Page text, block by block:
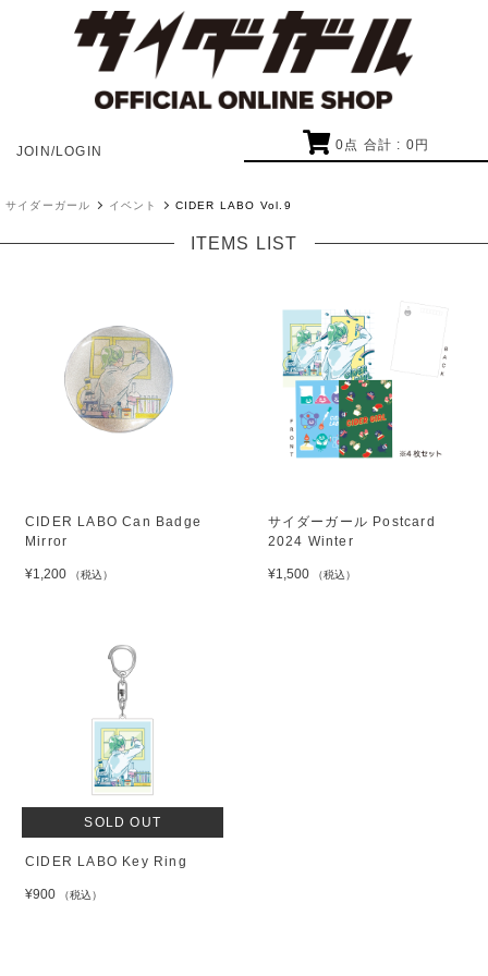
JOIN/LOGIN 0 点 合計 : 0円
サイダーガール イベント CIDER LABO Vol.9
ITEMS LIST
CIDER LABO Can Badge
Mirror
¥1,200 （税込）
サイダーガール Postcard
2024 Winter
¥1,500 （税込）
SOLD OUT
CIDER LABO Key Ring
¥900 （税込）